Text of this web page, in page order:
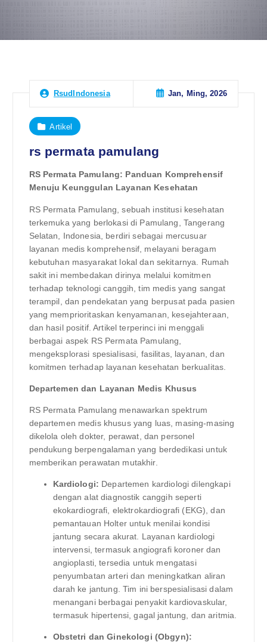
RsudIndonesia Jan, Ming, 2026
Artikel
rs permata pamulang
RS Permata Pamulang: Panduan Komprehensif
Menuju Keunggulan Layanan Kesehatan
RS Permata Pamulang, sebuah institusi kesehatan
terkemuka yang berlokasi di Pamulang, Tangerang
Selatan, Indonesia, berdiri sebagai mercusuar
layanan medis komprehensif, melayani beragam
kebutuhan masyarakat lokal dan sekitarnya. Rumah
sakit ini membedakan dirinya melalui komitmen
terhadap teknologi canggih, tim medis yang sangat
terampil, dan pendekatan yang berpusat pada pasien
yang memprioritaskan kenyamanan, kesejahteraan,
dan hasil positif. Artikel terperinci ini menggali
berbagai aspek RS Permata Pamulang,
mengeksplorasi spesialisasi, fasilitas, layanan, dan
komitmen terhadap layanan kesehatan berkualitas.
Departemen dan Layanan Medis Khusus
RS Permata Pamulang menawarkan spektrum
departemen medis khusus yang luas, masing-masing
dikelola oleh dokter, perawat, dan personel
pendukung berpengalaman yang berdedikasi untuk
memberikan perawatan mutakhir.
Kardiologi: Departemen kardiologi dilengkapi
dengan alat diagnostik canggih seperti
ekokardiografi, elektrokardiografi (EKG), dan
pemantauan Holter untuk menilai kondisi
jantung secara akurat. Layanan kardiologi
intervensi, termasuk angiografi koroner dan
angioplasti, tersedia untuk mengatasi
penyumbatan arteri dan meningkatkan aliran
darah ke jantung. Tim ini berspesialisasi dalam
menangani berbagai penyakit kardiovaskular,
termasuk hipertensi, gagal jantung, dan aritmia.
Obstetri dan Ginekologi (Obgyn):